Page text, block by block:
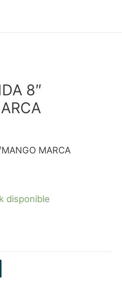
8″
MARCA
disponible